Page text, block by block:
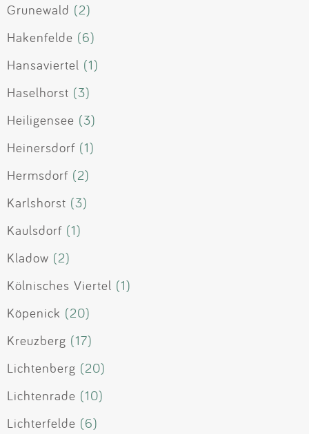
Grunewald (2)
Hakenfelde (6)
Hansaviertel (1)
Haselhorst (3)
Heiligensee (3)
Heinersdorf (1)
Hermsdorf (2)
Karlshorst (3)
Kaulsdorf (1)
Kladow (2)
Kölnisches Viertel (1)
Köpenick (20)
Kreuzberg (17)
Lichtenberg (20)
Lichtenrade (10)
Lichterfelde (6)